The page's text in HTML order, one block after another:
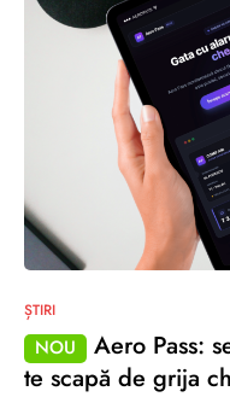
ȘTIRI
NOU
Aero Pass:
te scapă de grija